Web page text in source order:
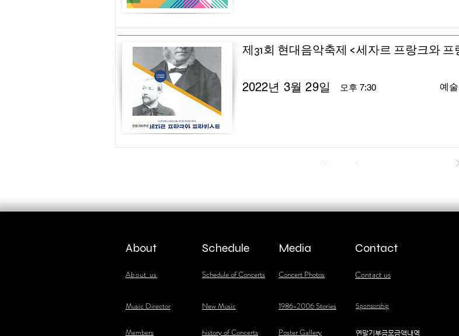
제31회 현대음악축제 <세자르 프랑크와 프
오후 7:30
2022년 3월 29일 예
About
About us
​Music Director
​Members
Schedule
Schedule of Concerts
Media
Concert Photos
Contact
Contact us
New Music 1986-2006 Stories Sponsorship
history of Concerts Poster Gallery ​연말기부금모금액내역